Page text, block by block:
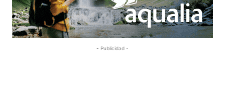
- Publicidad -